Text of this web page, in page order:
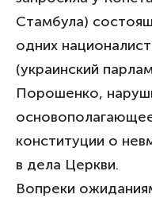
Стамбула)
одних
(украинский
Порошенко,
конституции о
в дела Церкви.
Вопреки